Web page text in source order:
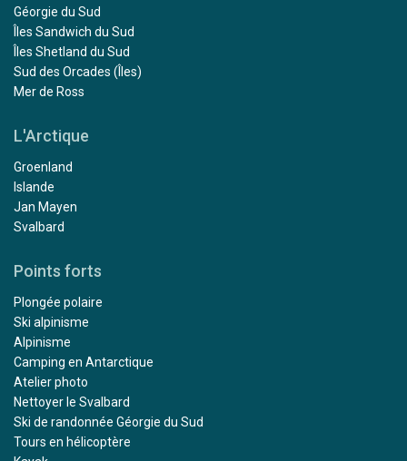
Géorgie du Sud
Îles Sandwich du Sud
Îles Shetland du Sud
Sud des Orcades (Îles)
Mer de Ross
L'Arctique
Groenland
Islande
Jan Mayen
Svalbard
Points forts
Plongée polaire
Ski alpinisme
Alpinisme
Camping en Antarctique
Atelier photo
Nettoyer le Svalbard
Ski de randonnée Géorgie du Sud
Tours en hélicoptère